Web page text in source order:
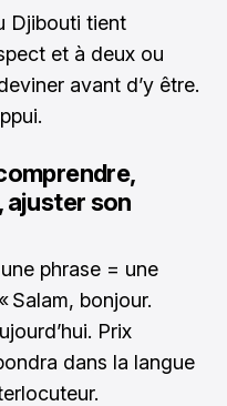
Djibouti tient
et à deux ou
avant d’y être.
ajuster son
phrase = une
Salam, bonjour.
Prix
dans la langue